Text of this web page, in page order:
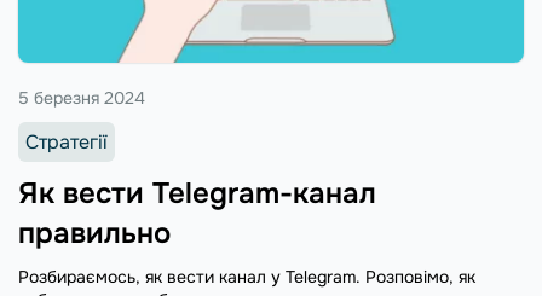
Як вести Telegram-канал
правильно
5 березня 2024
Стратегії
Розбираємось, як вести канал у Telegram. Розповімо, як